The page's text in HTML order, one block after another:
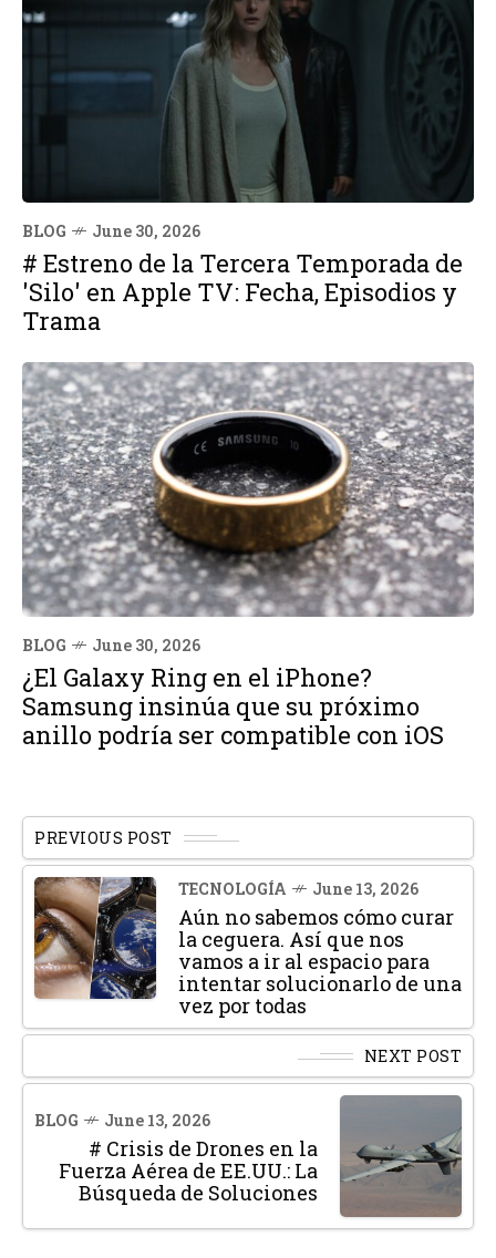
BLOG June 30, 2026
# Estreno de la Tercera Temporada de
'Silo' en Apple TV: Fecha, Episodios y
Trama
BLOG June 30, 2026
¿El Galaxy Ring en el iPhone?
Samsung insinúa que su próximo
anillo podría ser compatible con iOS
PREVIOUS POST
TECNOLOGÍA June 13, 2026
Aún no sabemos cómo curar
la ceguera. Así que nos
vamos a ir al espacio para
intentar solucionarlo de una
vez por todas
NEXT POST
BLOG June 13, 2026
# Crisis de Drones en la
Fuerza Aérea de EE.UU.: La
Búsqueda de Soluciones